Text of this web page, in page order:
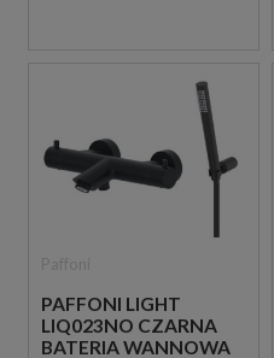
PAFFONI LIGHT
LIQ023NO CZARNA
BATERIA WANNOWA